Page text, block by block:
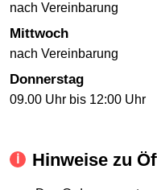
nach Vereinbarung
Mittwoch
nach Vereinbarung
Donnerstag
09.00 Uhr bis 12:00 Uhr
Hinweise zu